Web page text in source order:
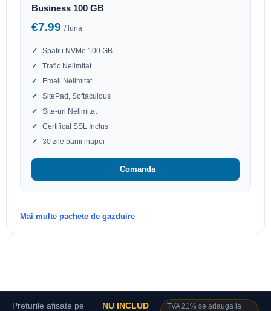
Business 100 GB
€7.99 / luna
Spatiu NVMe 100 GB
Trafic Nelimitat
Email Nelimitat
SitePad, Softaculous
Site-uri Nelimitat
Certificat SSL Inclus
30 zile banii inapoi
Comanda
Mai multe pachete de gazduire
Preturile afisate pe
NU INCLUD
TVA 21% se adauga la